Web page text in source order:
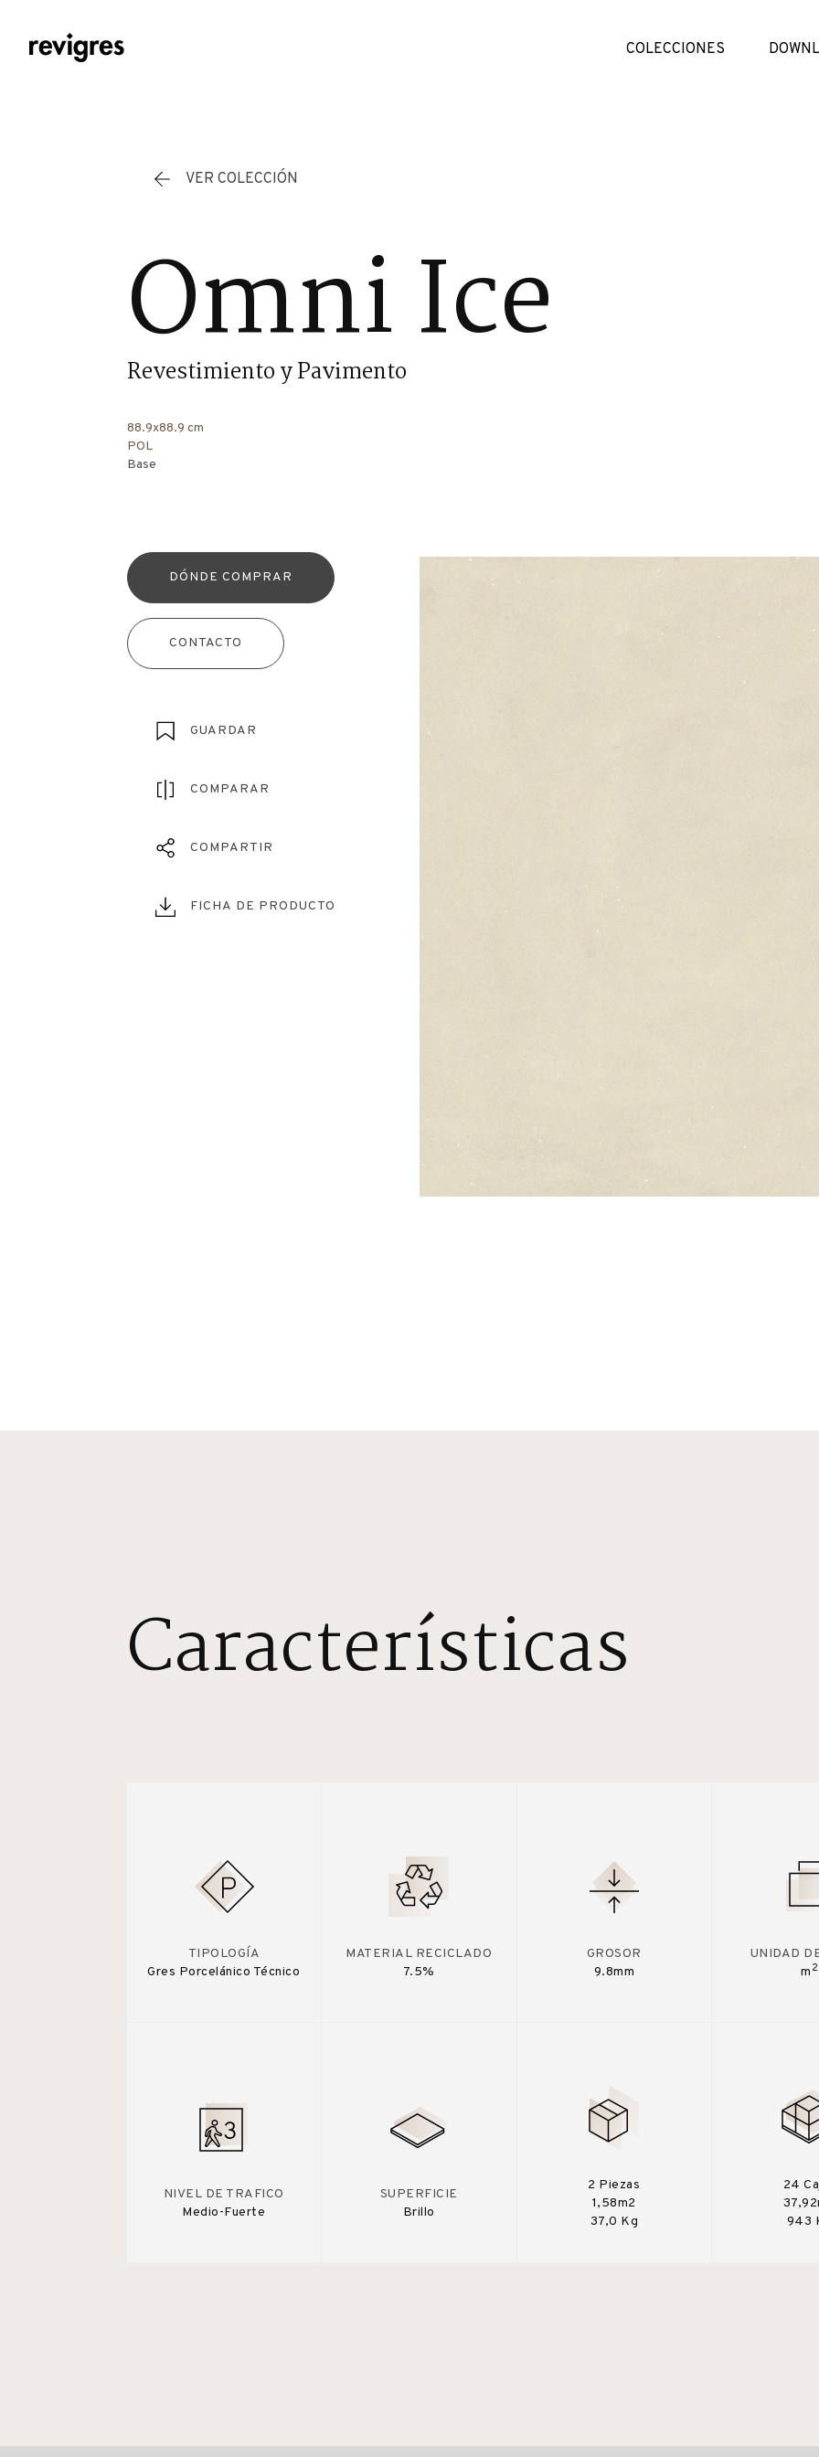
COLECCIONES
VER COLECCIÓN
Omni Ice
Revestimiento y Pavimento
88.9x88.9 cm
POL
Base
DÓNDE COMPRAR
CONTACTO
GUARDAR
COMPARAR
COMPARTIR
FICHA DE PRODUCTO
Características
TIPOLOGÍA
Gres Porcelánico Técnico
MATERIAL RECICLADO
7.5%
GROSOR
9.8mm
UNIDAD
m 2
NIVEL DE TRAFICO
Medio-Fuerte
SUPERFICIE
Brillo
2 Piezas
1,58m2
37,0 Kg
24
943